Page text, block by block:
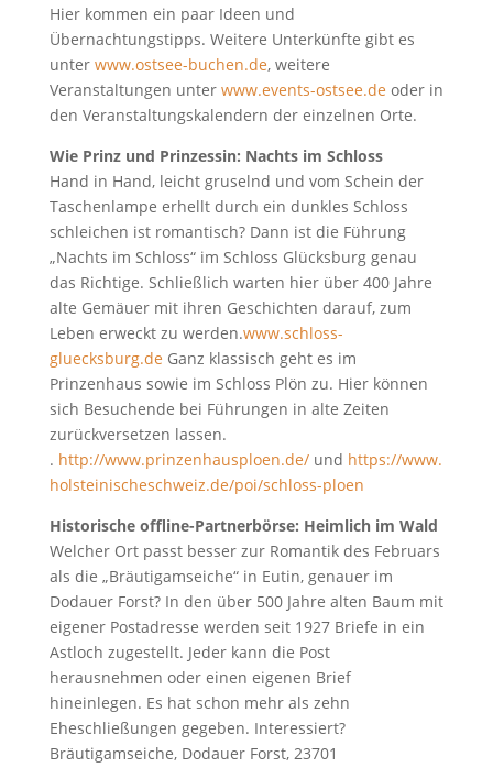
Hier kommen ein paar Ideen und
Übernachtungstipps. Weitere Unterkünfte gibt es
unter www.ostsee-buchen.de, weitere
Veranstaltungen unter www.events-ostsee.de oder in
den Veranstaltungskalendern der einzelnen Orte.
Wie Prinz und Prinzessin: Nachts im Schloss
Hand in Hand, leicht gruselnd und vom Schein der
Taschenlampe erhellt durch ein dunkles Schloss
schleichen ist romantisch? Dann ist die Führung
„Nachts im Schloss“ im Schloss Glücksburg genau
das Richtige. Schließlich warten hier über 400 Jahre
alte Gemäuer mit ihren Geschichten darauf, zum
Leben erweckt zu werden.www.schloss-
gluecksburg.de Ganz klassisch geht es im
Prinzenhaus sowie im Schloss Plön zu. Hier können
sich Besuchende bei Führungen in alte Zeiten
zurückversetzen lassen.
. http://www.prinzenhausploen.de/und https://www.
holsteinischeschweiz.de/poi/schloss-ploen
Historische offline-Partnerbörse: Heimlich im Wald
Welcher Ort passt besser zur Romantik des Februars
als die „Bräutigamseiche“ in Eutin, genauer im
Dodauer Forst? In den über 500 Jahre alten Baum mit
eigener Postadresse werden seit 1927 Briefe in ein
Astloch zugestellt. Jeder kann die Post
herausnehmen oder einen eigenen Brief
hineinlegen. Es hat schon mehr als zehn
Eheschließungen gegeben. Interessiert?
Bräutigamseiche, Dodauer Forst, 23701